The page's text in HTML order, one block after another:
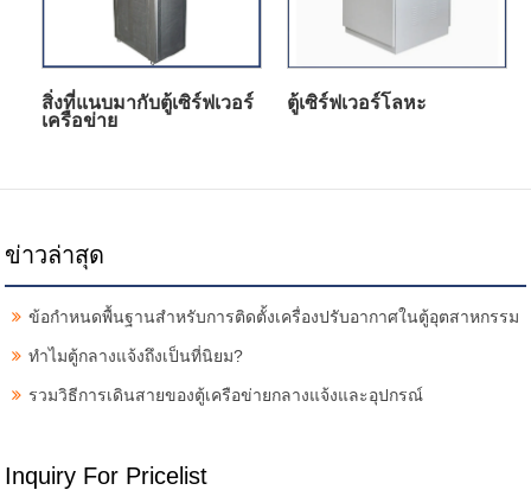
สิ่งที่แนบมากับตู้เซิร์ฟเวอร์
เครือข่าย
ตู้เซิร์ฟเวอร์โลหะ
ข่าวล่าสุด
ข้อกำหนดพื้นฐานสำหรับการติดตั้งเครื่องปรับอากาศในตู้อุตสาหกรรม
ทำไมตู้กลางแจ้งถึงเป็นที่นิยม?
รวมวิธีการเดินสายของตู้เครือข่ายกลางแจ้งและอุปกรณ์
Inquiry For Pricelist